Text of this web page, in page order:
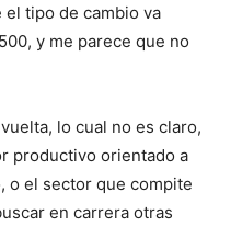
el tipo de cambio va
y me parece que no
lo cual no es claro,
productivo orientado a
o el sector que compite
en carrera otras